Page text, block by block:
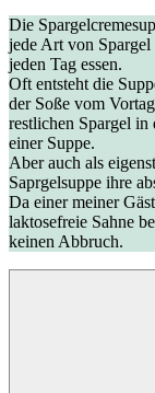
Die
jede Art von Spargel
jeden Tag essen.
Oft entsteht die
der Soße vom
restlichen Spargel in
einer Suppe.
Aber auch als
Saprgelsuppe ihre
Da einer meiner
laktosefreie Sahne
keinen Abbruch.